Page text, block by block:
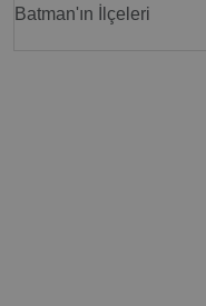
Batman'ın İlçeleri